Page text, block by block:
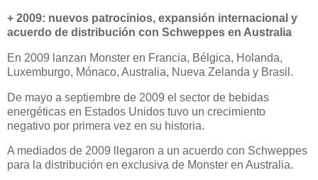
+ 2009: nuevos patrocinios, expansión internacional y
acuerdo de distribución con Schweppes en Australia
En 2009 lanzan Monster en Francia, Bélgica, Holanda,
Luxemburgo, Mónaco, Australia, Nueva Zelanda y Brasil.
De mayo a septiembre de 2009 el sector de bebidas
energéticas en Estados Unidos tuvo un crecimiento
negativo por primera vez en su historia.
A mediados de 2009 llegaron a un acuerdo con Schweppes
para la distribución en exclusiva de Monster en Australia.